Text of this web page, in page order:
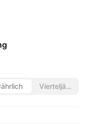
Vierteljährlich